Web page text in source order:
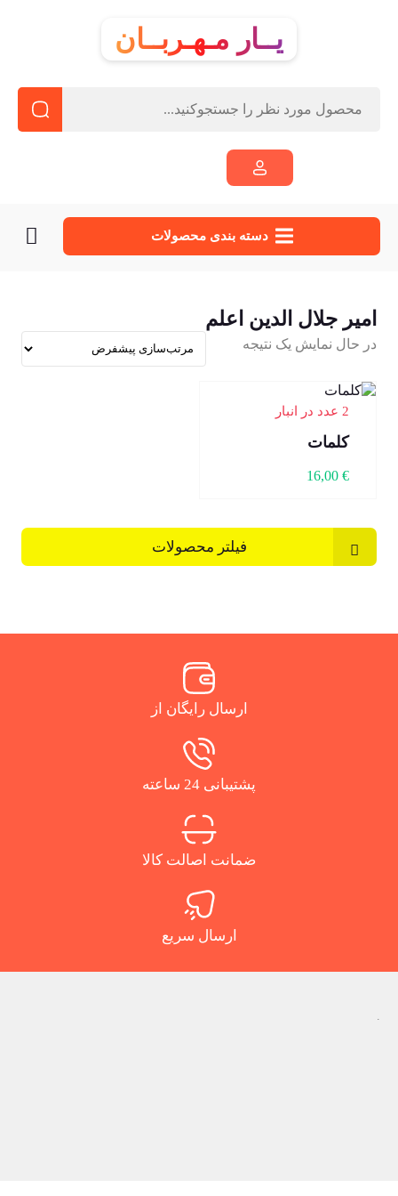
یــار مـهـربــان
دسته‌ بندی محصولات
امیر جلال الدین اعلم
در حال نمایش یک نتیجه
2 عدد در انبار
کلمات
16,00 €
فیلتر محصولات
ارسال رایگان از
پشتیبانی 24 ساعته
ضمانت اصالت کالا
ارسال سریع
.